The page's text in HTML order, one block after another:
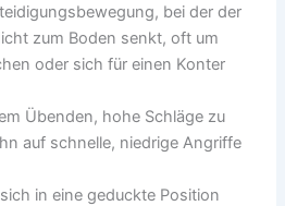
bei der der
zum Boden senkt, oft um
oder sich für einen Konter
Übenden, hohe Schläge zu
auf schnelle, niedrige Angriffe
in eine geduckte Position